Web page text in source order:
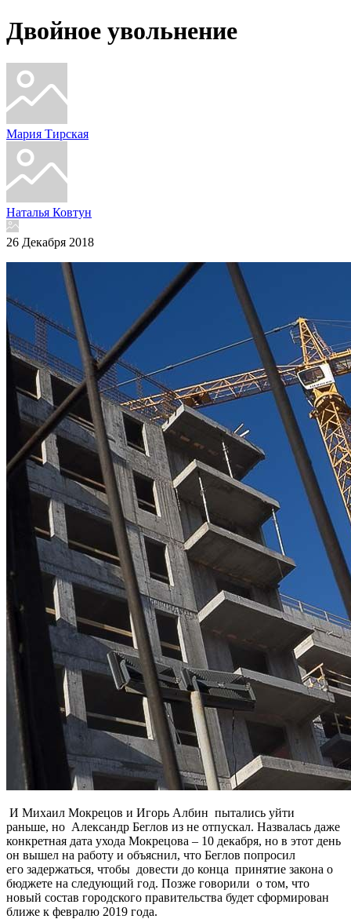
Двойное увольнение
Мария Тирская
Наталья Ковтун
26 Декабря 2018
И Михаил Мокрецов и Игорь Албин пытались уйти
раньше, но Александр Беглов из не отпускал. Назвалась даже
конкретная дата ухода Мокрецова – 10 декабря, но в этот день
он вышел на работу и объяснил, что Беглов попросил
его задержаться, чтобы довести до конца принятие закона о
бюджете на следующий год. Позже говорили о том, что
новый состав городского правительства будет сформирован
ближе к февралю 2019 года.